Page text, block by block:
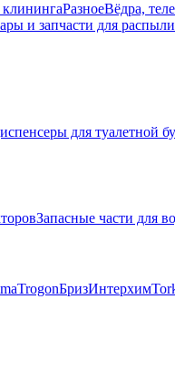
РазноеВёдра,
и запчасти для
для туалетной
Запасные части для
TrogonБризИнтерхим